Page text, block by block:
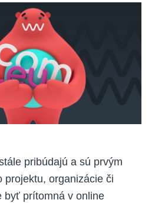
pribúdajú a sú prvým
projektu, organizácie či
byť prítomná v online